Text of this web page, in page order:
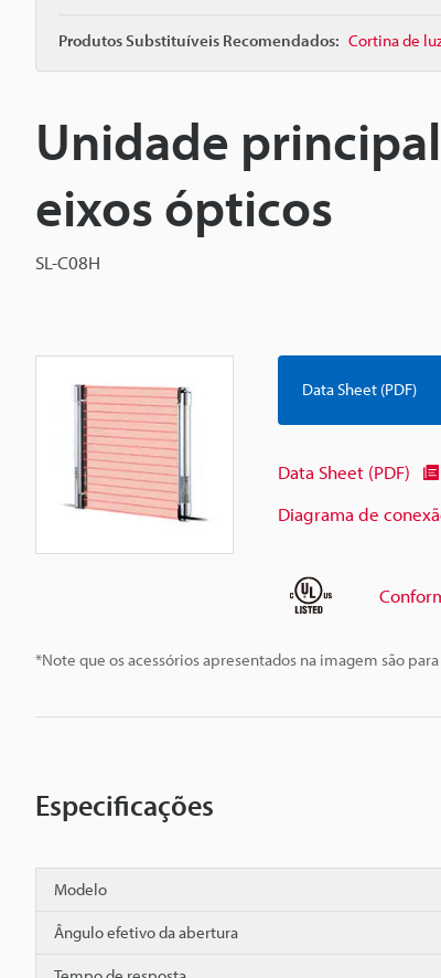
Produtos Substituíveis Recomendados: Cortina de
Unidade
eixos ópticos
SL-C08H
*Note que os acessórios apresentados na imagem são
Data Sheet (PDF)
Data Sheet (PDF)
Diagrama de
Especificações
Modelo
Ângulo efetivo da abertura